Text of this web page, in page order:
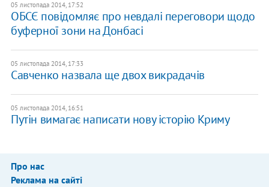
05 листопада 2014, 17:52
ОБСЄ повідомляє про невдалі переговори щодо
буферної зони на Донбасі
05 листопада 2014, 17:33
Савченко назвала ще двох викрадачів
05 листопада 2014, 16:51
Путін вимагає написати нову історію Криму
Про нас
Реклама на сайті